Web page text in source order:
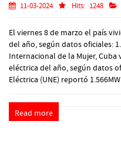
11-03-2024 Hits: 1248
El viernes 8 de marzo el país
del año, según datos oficiales:
Internacional de la Mujer,
eléctrica del año, según datos
Eléctrica (UNE) reportó
Read more